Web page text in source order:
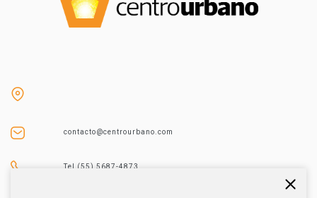
contacto@centrourbano.com
Tel (55) 5687-4873